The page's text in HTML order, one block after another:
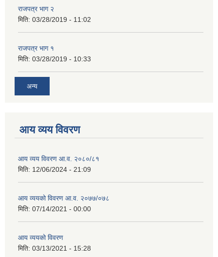
राजपत्र भाग २
मिति: 03/28/2019 - 11:02
राजपत्र भाग १
मिति: 03/28/2019 - 10:33
अन्य
आय व्यय विवरण
आय व्यय विवरण आ.व. २०८०/८१
मिति: 12/06/2024 - 21:09
आय व्ययको विवरण आ.व. २०७७/०७८
मिति: 07/14/2021 - 00:00
आय व्ययको विवरण
मिति: 03/13/2021 - 15:28